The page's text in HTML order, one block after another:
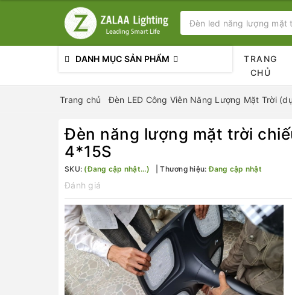
DANH MỤC SẢN PHẨM
TRANG
CHỦ
Trang chủ Đèn LED Công Viên Năng Lượng Mặt Trời
Đèn năng lượng mặt trời
4*15S
SKU: (Đang cập nhật...) Thương hiệu:Đang cập nhật
Đánh giá